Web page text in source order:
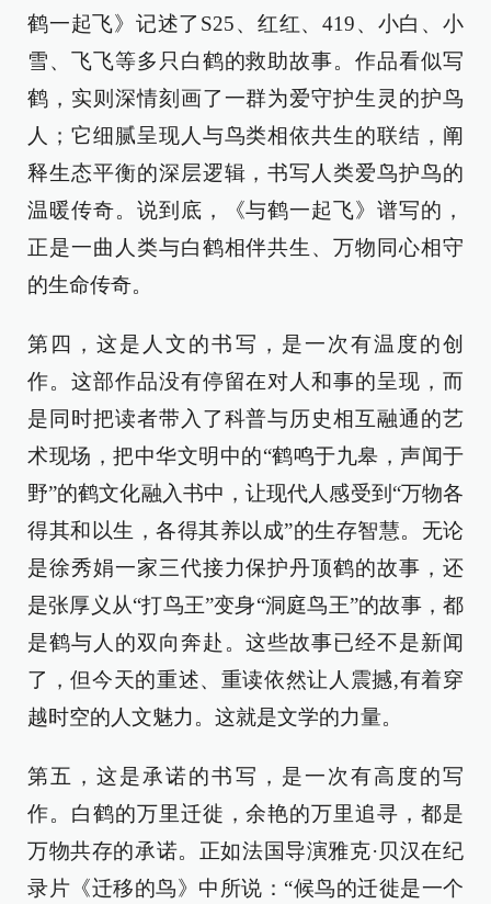
鹤一起飞》记述了S25、红红、419、小白、小
雪、飞飞等多只白鹤的救助故事。作品看似写
鹤，实则深情刻画了一群为爱守护生灵的护鸟
人；它细腻呈现人与鸟类相依共生的联结，阐
释生态平衡的深层逻辑，书写人类爱鸟护鸟的
温暖传奇。说到底，《与鹤一起飞》谱写的，
正是一曲人类与白鹤相伴共生、万物同心相守
的生命传奇。
第四，这是人文的书写，是一次有温度的创
作。这部作品没有停留在对人和事的呈现，而
是同时把读者带入了科普与历史相互融通的艺
术现场，把中华文明中的“鹤鸣于九皋，声闻于
野”的鹤文化融入书中，让现代人感受到“万物各
得其和以生，各得其养以成”的生存智慧。无论
是徐秀娟一家三代接力保护丹顶鹤的故事，还
是张厚义从“打鸟王”变身“洞庭鸟王”的故事，都
是鹤与人的双向奔赴。这些故事已经不是新闻
了，但今天的重述、重读依然让人震撼,有着穿
越时空的人文魅力。这就是文学的力量。
第五，这是承诺的书写，是一次有高度的写
作。白鹤的万里迁徙，余艳的万里追寻，都是
万物共存的承诺。正如法国导演雅克·贝汉在纪
录片《迁移的鸟》中所说：“候鸟的迁徙是一个